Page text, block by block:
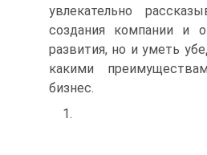
увлекательно
создания компании и
развития, но и уметь
какими
бизнес.
1.